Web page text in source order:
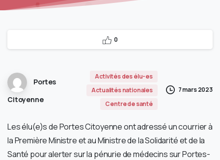
0
Portes
Citoyenne
Activités des élu-es
Actualités nationales
Centre de santé
7 mars 2023
Les élu(e)s de Portes Citoyenne ont adressé un courrier à
la Première Ministre et au Ministre de la Solidarité et de la
Santé pour alerter sur la pénurie de médecins sur Portes-